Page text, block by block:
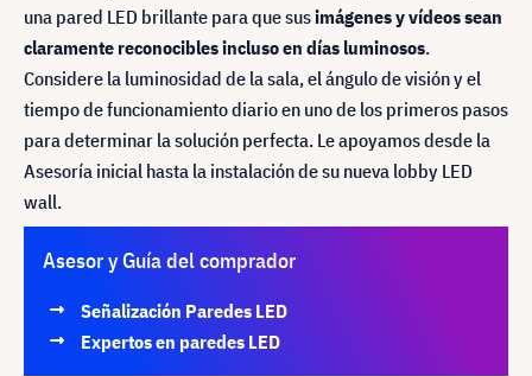
una pared LED brillante para que susimágenes y vídeossean
claramente reconocibles incluso en días luminosos.
Considere la luminosidad de la sala, el ángulo de visión y el
tiempo de funcionamiento diario en uno de los primeros pasos
para determinar la solución perfecta. Le apoyamos desde la
Asesoría inicial hasta la instalación de su nueva lobby LED
wall.
Asesor y Guía del comprador
Señalización Paredes LED
Expertos en paredes LED